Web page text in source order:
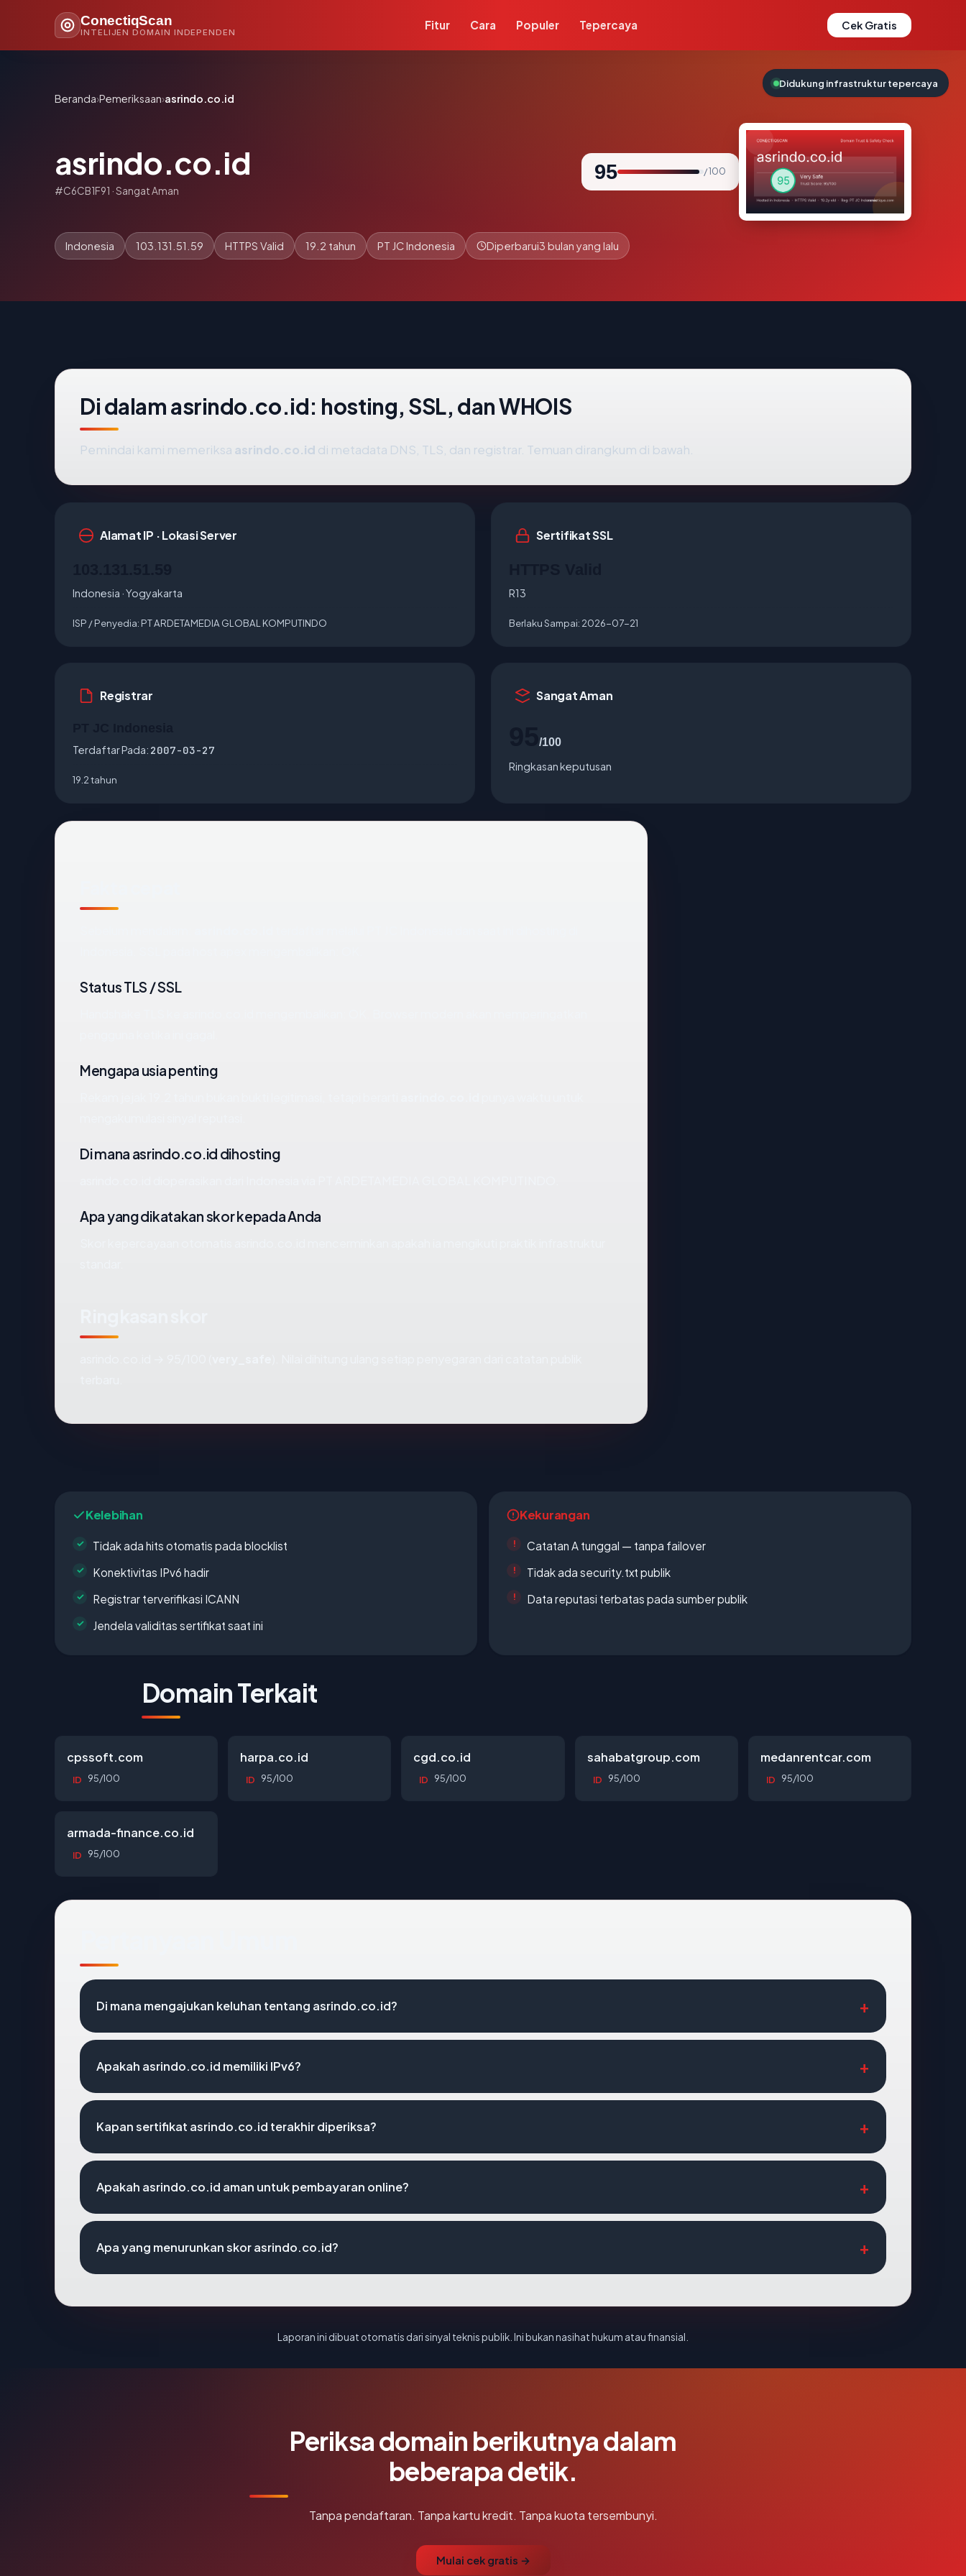
ConectiqScan
INTELIJEN DOMAIN INDEPENDEN
Fitur Cara Populer Tepercaya Cek Gratis
Beranda›Pemeriksaan›asrindo.co.id
asrindo.co.id
#C6CB1F91 · Sangat Aman
95 / 100
Indonesia 103.131.51.59 HTTPS Valid 19.2 tahun PT JC Indonesia Diperbarui3 bulan yang lalu
Di dalam asrindo.co.id: hosting, SSL, dan WHOIS
Pemindai kami memeriksa asrindo.co.id di metadata DNS, TLS, dan registrar. Temuan dirangkum di bawah.
Alamat IP · Lokasi Server
Indonesia · Yogyakarta
ISP / Penyedia: PT ARDETAMEDIA GLOBAL KOMPUTINDO
Sertifikat SSL
R13
Berlaku Sampai: 2026-07-21
Registrar
Terdaftar Pada: 2007-03-27
19.2 tahun
Sangat Aman
/100
Ringkasan keputusan
Status TLS / SSL
Mengapa usia penting
Di mana asrindo.co.id dihosting
Apa yang dikatakan skor kepada Anda
Kelebihan
Tidak ada hits otomatis pada blocklist
Konektivitas IPv6 hadir
Registrar terverifikasi ICANN
Jendela validitas sertifikat saat ini
Kekurangan
Catatan A tunggal — tanpa failover
Tidak ada security.txt publik
Data reputasi terbatas pada sumber publik
Domain Terkait
cpssoft.com
ID 95/100
harpa.co.id
ID 95/100
cgd.co.id
ID 95/100
sahabatgroup.com
ID 95/100
medanrentcar.com
ID 95/100
armada-finance.co.id
ID 95/100
Di mana mengajukan keluhan tentang asrindo.co.id?
Apakah asrindo.co.id memiliki IPv6?
Kapan sertifikat asrindo.co.id terakhir diperiksa?
Apakah asrindo.co.id aman untuk pembayaran online?
Apa yang menurunkan skor asrindo.co.id?
Laporan ini dibuat otomatis dari sinyal teknis publik. Ini bukan nasihat hukum atau finansial.
Periksa domain berikutnya dalam
beberapa detik.
Tanpa pendaftaran. Tanpa kartu kredit. Tanpa kuota tersembunyi.
Mulai cek gratis →
Didukung infrastruktur tepercaya